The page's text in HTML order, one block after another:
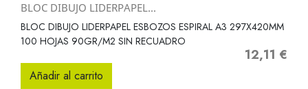
BLOC DIBUJO LIDERPAPEL...
BLOC DIBUJO LIDERPAPEL ESBOZOS ESPIRAL A3 297X420MM
100 HOJAS 90GR/M2 SIN RECUADRO
Precio
12,11 €
Añadir al carrito